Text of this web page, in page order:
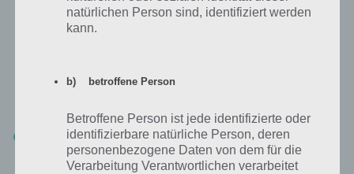
Tippe nun auf den Punkt “Hinzufügen” oben in der Leiste. Nun trägst
du auf nachfolgenden Seite die Daten entsprechend deines
restlichen Einstellungen wie APN, Proxy und Co findest du unter
Zur Übersicht über die APN Einstellungen der einzelnen
Mobilfunkanbieter
natürlichen Person sind, identifiziert werden
kann.
b) betroffene Person
Betroffene Person ist jede identifizierte oder
identifizierbare natürliche Person, deren
personenbezogene Daten von dem für die
Verarbeitung Verantwortlichen verarbeitet